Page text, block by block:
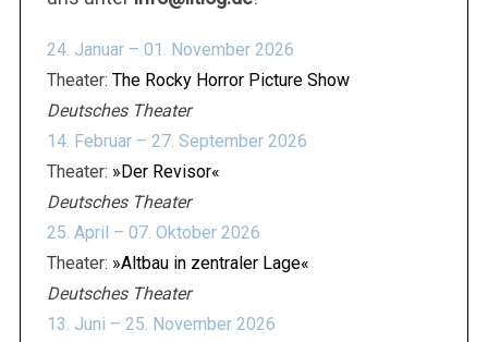
24. Januar – 01. November 2026
Theater: The Rocky Horror Picture Show
Deutsches Theater
14. Februar – 27. September 2026
Theater: »Der Revisor«
Deutsches Theater
25. April – 07. Oktober 2026
Theater: »Altbau in zentraler Lage«
Deutsches Theater
13. Juni – 25. November 2026